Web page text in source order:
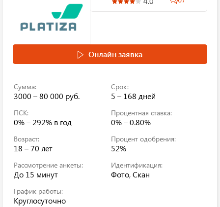
Онлайн заявка
Сумма:
3000 – 80 000 руб.
Срок:
5 – 168 дней
ПСК:
0% – 292% в год
Процентная ставка:
0% – 0.80%
Возраст:
18 – 70 лет
Процент одобрения:
52%
Рассмотрение анкеты:
До 15 минут
Идентификация:
Фото, Скан
График работы:
Круглосуточно